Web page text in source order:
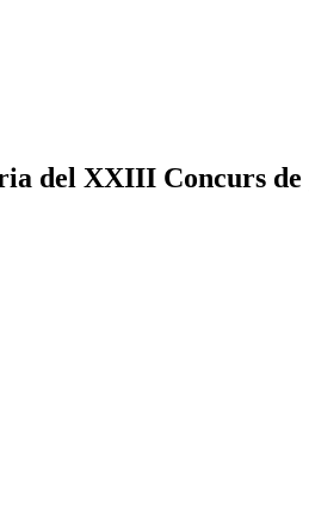
del XXIII Concurs de